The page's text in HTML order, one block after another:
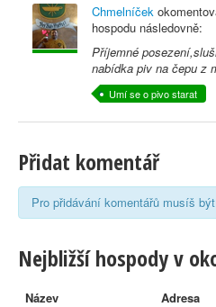
Chmelníček
hospodu následovně:
Příjemné
nabídka piv na čepu z
Umí se o pivo starat
Přidat komentář
Pro přidávání komentářů musíš
Nejbližší hospody v
Název Adresa